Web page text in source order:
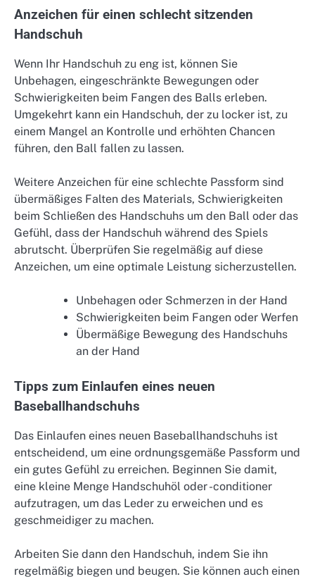
Anzeichen für einen schlecht sitzenden
Handschuh
Wenn Ihr Handschuh zu eng ist, können Sie
Unbehagen, eingeschränkte Bewegungen oder
Schwierigkeiten beim Fangen des Balls erleben.
Umgekehrt kann ein Handschuh, der zu locker ist, zu
einem Mangel an Kontrolle und erhöhten Chancen
führen, den Ball fallen zu lassen.
Weitere Anzeichen für eine schlechte Passform sind
übermäßiges Falten des Materials, Schwierigkeiten
beim Schließen des Handschuhs um den Ball oder das
Gefühl, dass der Handschuh während des Spiels
abrutscht. Überprüfen Sie regelmäßig auf diese
Anzeichen, um eine optimale Leistung sicherzustellen.
Unbehagen oder Schmerzen in der Hand
Schwierigkeiten beim Fangen oder Werfen
Übermäßige Bewegung des Handschuhs
an der Hand
Tipps zum Einlaufen eines neuen
Baseballhandschuhs
Das Einlaufen eines neuen Baseballhandschuhs ist
entscheidend, um eine ordnungsgemäße Passform und
ein gutes Gefühl zu erreichen. Beginnen Sie damit,
eine kleine Menge Handschuhöl oder -conditioner
aufzutragen, um das Leder zu erweichen und es
geschmeidiger zu machen.
Arbeiten Sie dann den Handschuh, indem Sie ihn
regelmäßig biegen und beugen. Sie können auch einen